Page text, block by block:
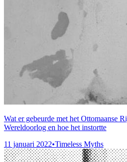
Wat er gebeurde met het Ottomaanse
Wereldoorlog en hoe het instortte
11 januari 2022•Timeless Myths